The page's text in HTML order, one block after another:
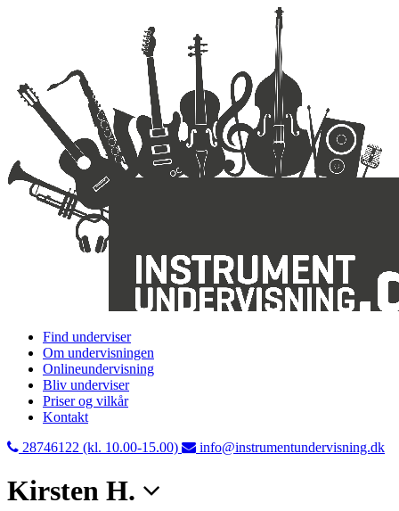
Find underviser
Om undervisningen
Onlineundervisning
Bliv underviser
Priser og vilkår
Kontakt
28746122 (kl. 10.00-15.00)
info@instrumentundervisning.dk
Kirsten H.